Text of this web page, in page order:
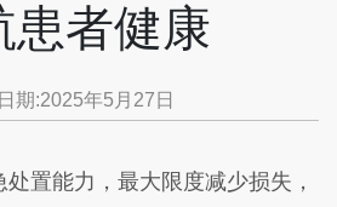
患者健康
期:2025年5月27日
置能力，最大限度减少损失，